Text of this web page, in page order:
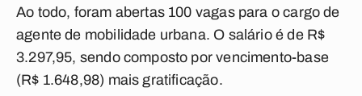
Ao todo, foram abertas 100 vagas para o cargo de
agente de mobilidade urbana. O salário é de R$
3.297,95, sendo composto por vencimento-base
(R$ 1.648,98) mais gratificação.